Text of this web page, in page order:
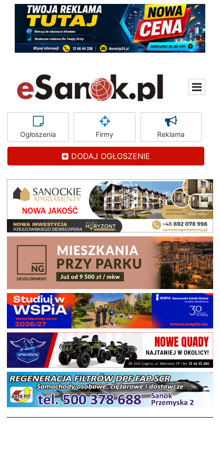
Ogłoszenia Firmy Reklama
DODAJ OGŁOSZENIE